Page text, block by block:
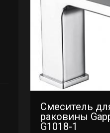
Смеситель
раковины
G1018-1